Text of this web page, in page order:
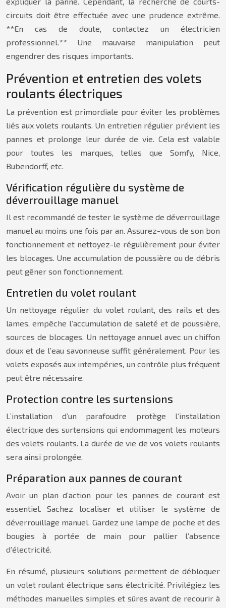
circuits doit être effectuée avec une prudence extrême.
**En cas de doute, contactez un électricien
professionnel.** Une mauvaise manipulation peut
engendrer des risques importants.
Prévention et entretien des volets
roulants électriques
La prévention est primordiale pour éviter les problèmes
liés aux volets roulants. Un entretien régulier prévient les
pannes et prolonge leur durée de vie. Cela est valable
pour toutes les marques, telles que Somfy, Nice,
Bubendorff, etc.
Vérification régulière du système de
déverrouillage manuel
Il est recommandé de tester le système de déverrouillage
manuel au moins une fois par an. Assurez-vous de son bon
fonctionnement et nettoyez-le régulièrement pour éviter
les blocages. Une accumulation de poussière ou de débris
peut gêner son fonctionnement.
Entretien du volet roulant
Un nettoyage régulier du volet roulant, des rails et des
lames, empêche l’accumulation de saleté et de poussière,
sources de blocages. Un nettoyage annuel avec un chiffon
doux et de l’eau savonneuse suffit généralement. Pour les
volets exposés aux intempéries, un contrôle plus fréquent
peut être nécessaire.
Protection contre les surtensions
L’installation d’un parafoudre protège l’installation
électrique des surtensions qui endommagent les moteurs
des volets roulants. La durée de vie de vos volets roulants
sera ainsi prolongée.
Préparation aux pannes de courant
Avoir un plan d’action pour les pannes de courant est
essentiel. Sachez localiser et utiliser le système de
déverrouillage manuel. Gardez une lampe de poche et des
bougies à portée de main pour pallier l’absence
d’électricité.
En résumé, plusieurs solutions permettent de débloquer
un volet roulant électrique sans électricité. Privilégiez les
méthodes manuelles simples et sûres avant de recourir à